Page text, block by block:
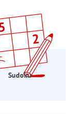
Sudoku